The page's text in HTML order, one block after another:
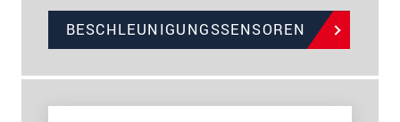
BESCHLEUNIGUNGSSENSOREN